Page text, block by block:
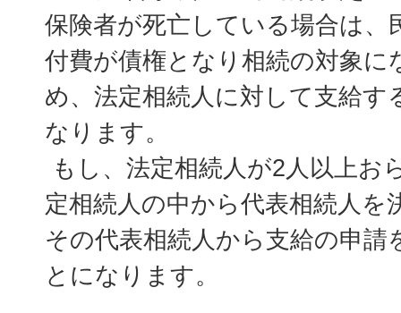
保険者が死亡している場合は、
付費が債権となり相続の対象に
め、法定相続人に対して支給す
なります。
もし、法定相続人が2人以上お
定相続人の中から代表相続人を
その代表相続人から支給の申請
とになります。